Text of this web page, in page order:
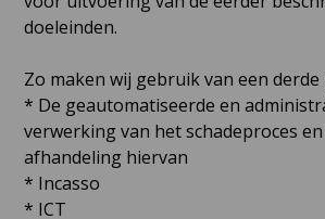
doeleinden.
Zo maken wij gebruik van een
* De geautomatiseerde en
verwerking van het schadeproces
afhandeling hiervan
* Incasso
* ICT